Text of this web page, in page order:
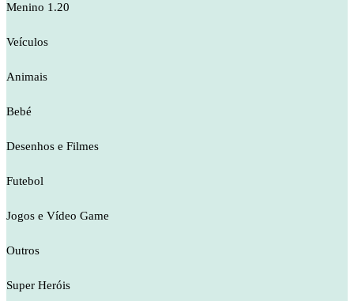
Menino 1.20
Veículos
Animais
Bebé
Desenhos e Filmes
Futebol
Jogos e Vídeo Game
Outros
Super Heróis